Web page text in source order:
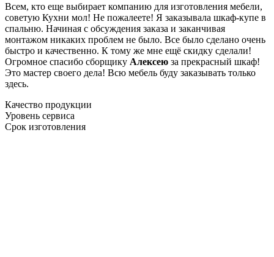
Всем, кто еще выбирает компанию для изготовления мебели,
советую Кухни мол! Не пожалеете! Я заказывала шкаф-купе в
спальню. Начиная с обсуждения заказа и заканчивая
монтажом никаких проблем не было. Все было сделано очень
быстро и качественно. К тому же мне ещё скидку сделали!
Огромное спасибо сборщику Алексею за прекрасный шкаф!
Это мастер своего дела! Всю мебель буду заказывать только
здесь.
Качество продукции
Уровень сервиса
Срок изготовления